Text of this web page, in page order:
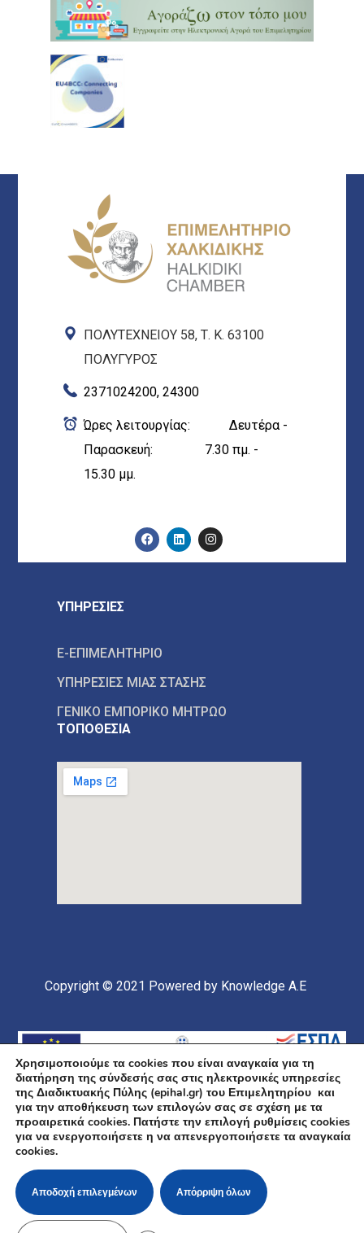
ΠΟΛΥΤΕΧΝΕΙΟΥ 58, Τ. Κ. 63100
ΠΟΛΥΓΥΡΟΣ
2371024200, 24300
Ώρες λειτουργίας: Δευτέρα -
Παρασκευή: 7.30 πμ. -
15.30 μμ.
ΥΠΗΡΕΣΙΕΣ
E-ΕΠΙΜΕΛΗΤΗΡΙΟ
ΥΠΗΡΕΣΙΕΣ ΜΙΑΣ ΣΤΑΣΗΣ
ΓΕΝΙΚΟ ΕΜΠΟΡΙΚΟ ΜΗΤΡΩΟ
ΤΟΠΟΘΕΣΙΑ
Copyright © 2021 Powered by Knowledge A.E
Υποέργο 1 Πράξης: «Ανάπτυξη και Αναβάθμιση
Ηλεκτρονικής Υποδομής και Ψηφιακών Υπηρεσιών του
Επιμελητηρίου Χαλκιδικής» Επιχειρησιακό Πρόγραμμα
«Κεντρική Μακεδονία» Συγχρηματοδοτείται από την
Ευρωπαϊκή Ένωση (Ευρωπαϊκό Ταμείο Περιφερειακής
Ανάπτυξης ΕΤΠΑ) και από εθνικούς πόρους μέσω του
ΠΔΕ
Χρησιμοποιούμε τα cookies που είναι αναγκαία για τη
διατήρηση της σύνδεσής σας στις ηλεκτρονικές υπηρεσίες
της Διαδικτυακής Πύλης (epihal.gr) του Επιμελητηρίου και
για την αποθήκευση των επιλογών σας σε σχέση με τα
προαιρετικά cookies. Πατήστε την επιλογή ρυθμίσεις cookies
για να ενεργοποιήσετε η να απενεργοποιήσετε τα αναγκαία
cookies.
Αποδοχή επιλεγμένων Απόρριψη όλων